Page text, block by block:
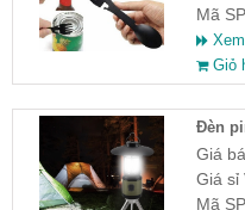
Mã
Giỏ
Đèn
Giá
Giá sỉ
Mã